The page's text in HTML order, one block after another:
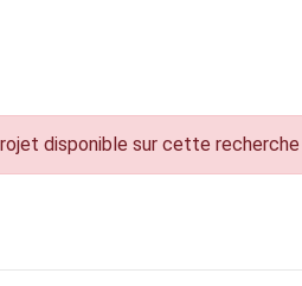
disponible sur cette